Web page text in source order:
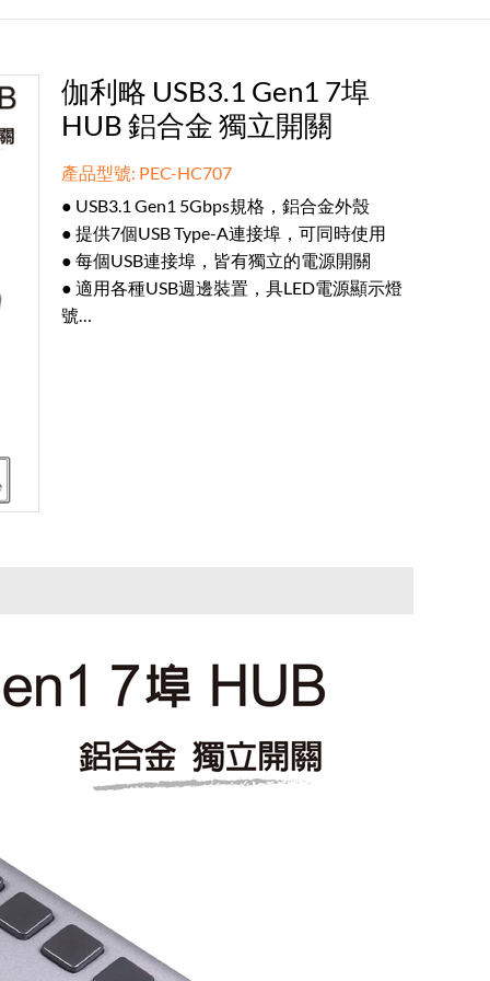
伽利略 USB3.1 Gen1 7埠
HUB 鋁合金 獨立開關
產品型號: PEC-HC707
● USB3.1 Gen1 5Gbps規格，鋁合金外殼
● 提供7個USB Type-A連接埠，可同時使用
● 每個USB連接埠，皆有獨立的電源開關
● 適用各種USB週邊裝置，具LED電源顯示燈
號